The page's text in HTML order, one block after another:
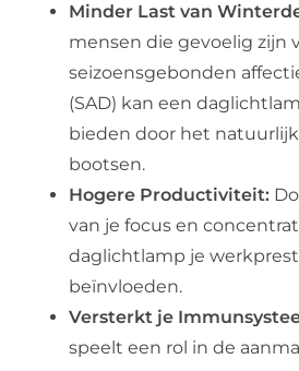
Minder Last van
mensen die gevoelig zijn
seizoensgebonden
(SAD) kan een
bieden door het
bootsen.
Hogere Productiviteit:
van je focus en
daglichtlamp je
beïnvloeden.
Versterkt je
speelt een rol in de